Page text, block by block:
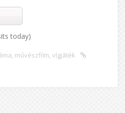
today)
, művészfilm, vígjáték